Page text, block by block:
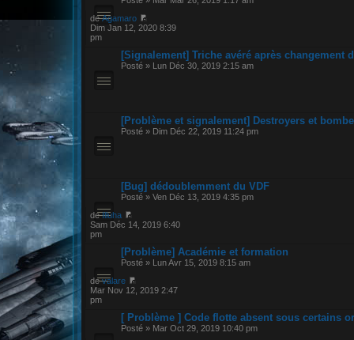
deAgamaro
Dim Jan 12, 2020 8:39
pm
[Signalement] Triche avéré après changement
Posté » Lun Déc 30, 2019 2:15 am
[Problème et signalement] Destroyers et
Posté » Dim Déc 22, 2019 11:24 pm
[Bug] dédoublemment du VDF
Posté » Ven Déc 13, 2019 4:35 pm
deIlluha
Sam Déc 14, 2019 6:40
pm
[Problème] Académie et formation
Posté » Lun Avr 15, 2019 8:15 am
devalare
Mar Nov 12, 2019 2:47
pm
[ Problème ] Code flotte absent sous certains
Posté » Mar Oct 29, 2019 10:40 pm